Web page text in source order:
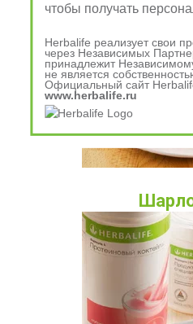
чтобы получать
Herbalife реализует свои
через Независимых
принадлежит
не является
Официальный сайт
www.herbalife.ru